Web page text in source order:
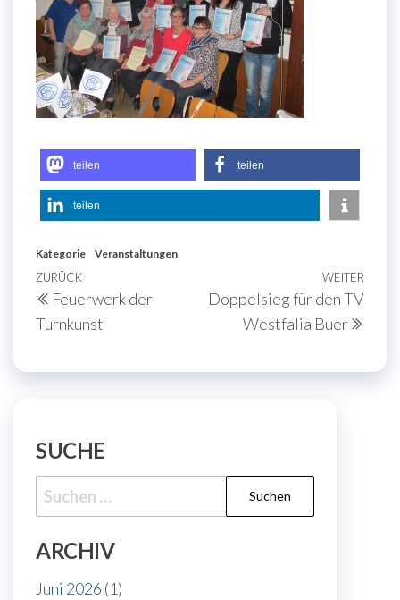
teilen teilen
teilen
Kategorie Veranstaltungen
Beitragsnavigation
Vorheriger
Beitrag
ZURÜCK
Feuerwerk der
Turnkunst
WEITER
Doppelsieg für den TV
Westfalia Buer
SUCHE
Suche
nach:
ARCHIV
Juni 2026 (1)